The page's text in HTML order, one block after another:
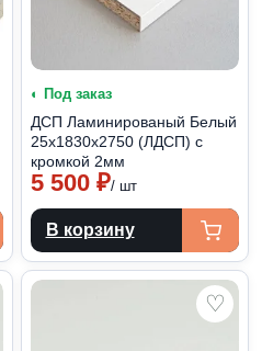
◐ Под заказ
ДСП Ламинированый Белый
25х1830х2750 (ЛДСП) с
кромкой 2мм
5 500 ₽/ шт
В корзину
♡